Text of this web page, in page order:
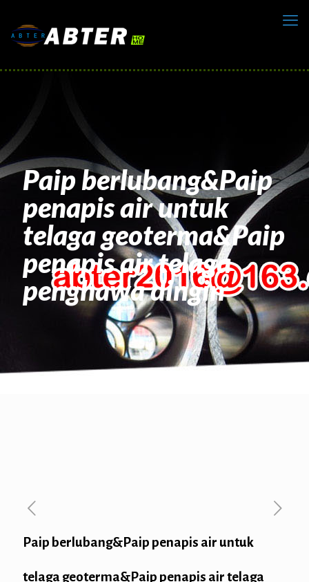
Paip berlubang&Paip
penapis air untuk
telaga geoterma&Paip
penapis air telaga
penghawa dingin
Paip berlubang&Paip penapis air untuk
telaga geoterma&Paip penapis air telaga